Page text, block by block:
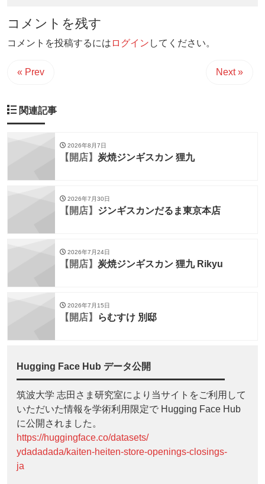
コメントを残す
コメントを投稿するには ログイン してください。
« Prev Next »
関連記事
2026年8月7日
【開店】 炭焼ジンギスカン 狸九
2026年7月30日
【開店】 ジンギスカンだるま東京本店
2026年7月24日
【開店】 炭焼ジンギスカン 狸九 Rikyu
2026年7月15日
【開店】 らむすけ 別邸
Hugging Face Hub データ公開
筑波大学 志田さま研究室により当サイトをご利用して
いただいた情報を学術利用限定で Hugging Face Hub
に公開されました。
https://huggingface.co/datasets/
ydadadada/kaiten-heiten-store-openings-closings-
ja